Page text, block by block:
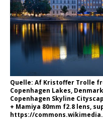
Quelle: Af Kristoffer Trolle
Copenhagen Lakes,
Copenhagen Skyline
+ Mamiya 80mm f2.8 lens,
https://